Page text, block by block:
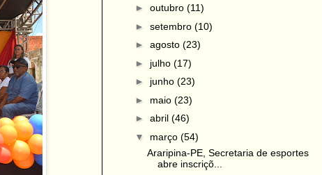
► outubro (11)
► setembro (10)
► agosto (23)
► julho (17)
► junho (23)
► maio (23)
► abril (46)
▼ março (54)
Araripina-PE, Secretaria de esportes
abre inscriçõ...